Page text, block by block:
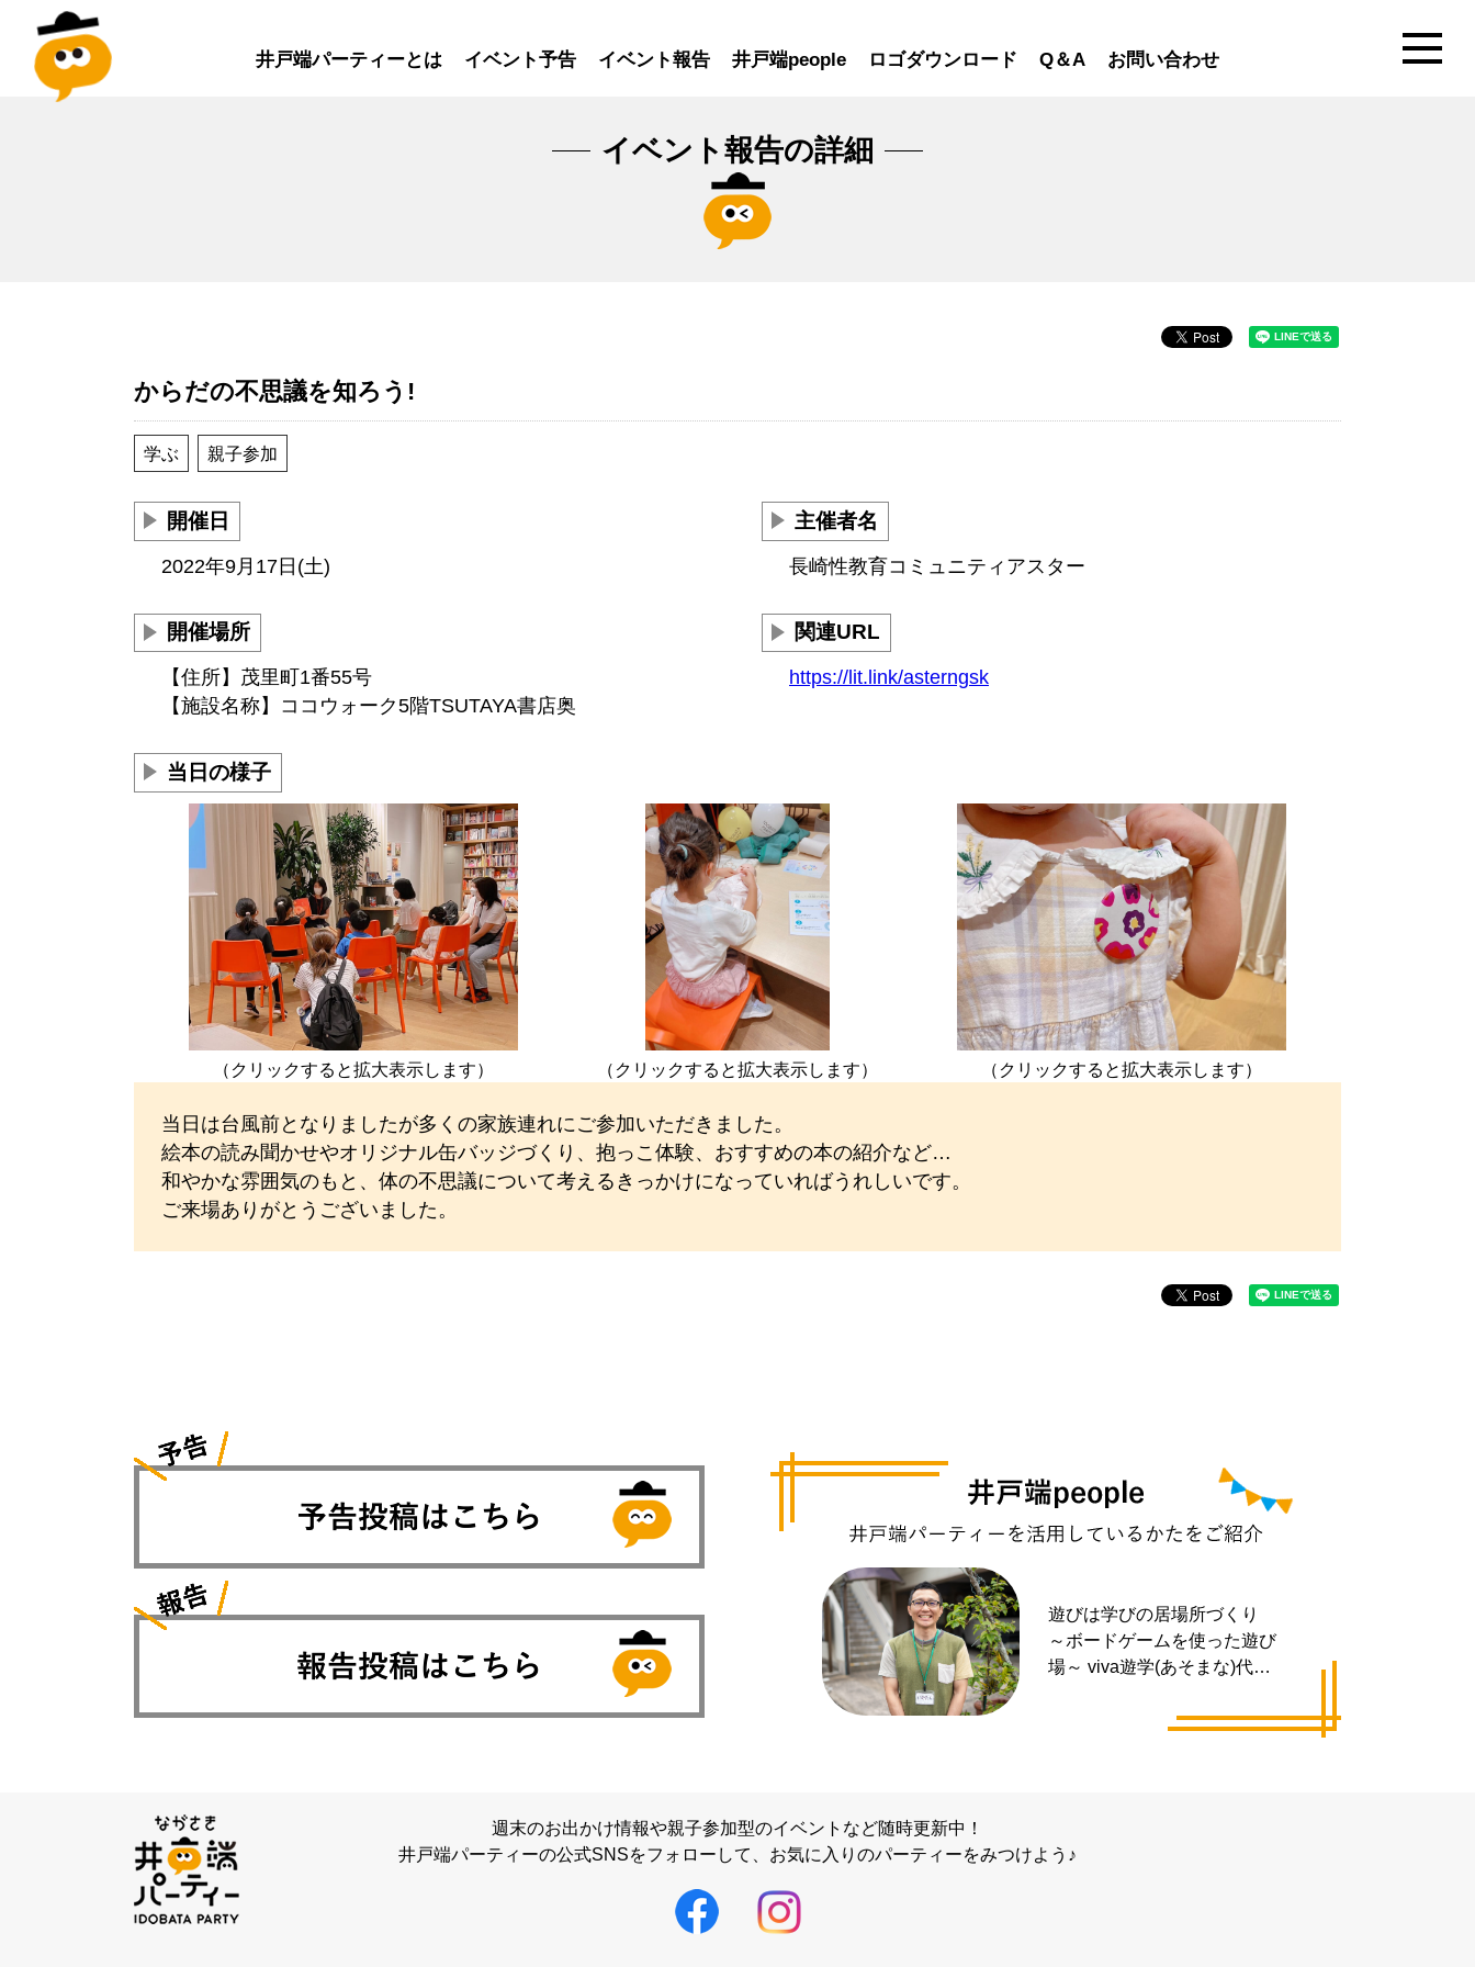
井戸端パーティーとは イベント予告 イベント報告 井戸端people ロゴダウンロード Q＆A お問い合わせ
イベント報告の詳細
からだの不思議を知ろう!
学ぶ 親子参加
開催日
2022年9月17日(土)
開催場所
【住所】茂里町1番55号
【施設名称】ココウォーク5階TSUTAYA書店奥
主催者名
長崎性教育コミュニティアスター
関連URL
https://lit.link/asterngsk
当日の様子
（クリックすると拡大表示します） （クリックすると拡大表示します） （クリックすると拡大表示します）
当日は台風前となりましたが多くの家族連れにご参加いただきました。
絵本の読み聞かせやオリジナル缶バッジづくり、抱っこ体験、おすすめの本の紹介など…
和やかな雰囲気のもと、体の不思議について考えるきっかけになっていればうれしいです。
ご来場ありがとうございました。
遊びは学びの居場所づくり
～ボードゲームを使った遊び
場～ viva遊学(あそまな)代表
週末のお出かけ情報や親子参加型のイベントなど随時更新中！
井戸端パーティーの公式SNSをフォローして、
お気に入りのパーティーをみつけよう♪